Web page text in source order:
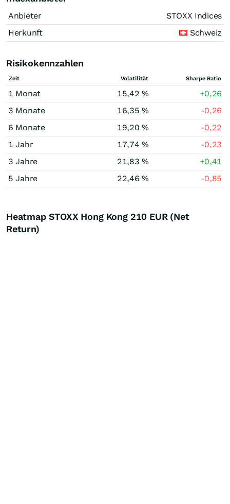
Anbieter
STOXX Indices
Herkunft
Schweiz
Risikokennzahlen
Zeit Volatilität Sharpe Ratio
1 Monat 15,42 %
+0,26
3 Monate
16,35 %
-0,26
6 Monate
19,20 %
-0,22
1 Jahr
17,74 %
-0,23
3 Jahre
21,83 %
+0,41
5 Jahre
22,46 % -0,85
Heatmap STOXX Hong Kong 210 EUR (Net
Return)